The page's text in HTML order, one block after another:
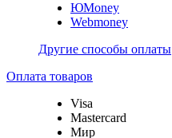
ЮMoney
Webmoney
Другие способы оплаты
Оплата товаров
Visa
Mastercard
Мир